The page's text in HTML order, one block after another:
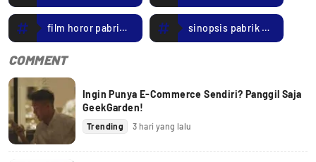
film horor pabrik gula sinopsis pabrik gula
COMMENT
Ingin Punya E-Commerce Sendiri? Panggil Saja
GeekGarden!
Trending 3 hari yang lalu